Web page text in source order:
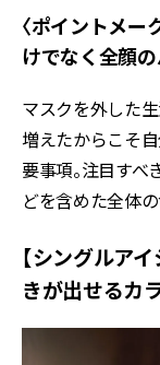
〈ポイントメー
けでなく全顔
マスクを外した
増えたからこそ
要事項。注目す
どを含めた全体
【シングルア
きが出せるカ